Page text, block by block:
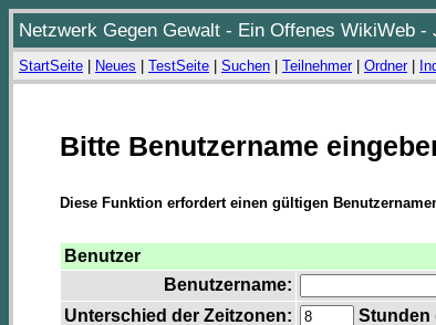
Netzwerk Gegen Gewalt - Ein Offenes WikiWeb -
StartSeite Neues TestSeite Suchen Teilnehmer| Ordner|
Bitte Benutzername
Diese Funktion erfordert einen gültigen
Benutzer
Benutzername:
Unterschied der Zeitzonen:
Stunden